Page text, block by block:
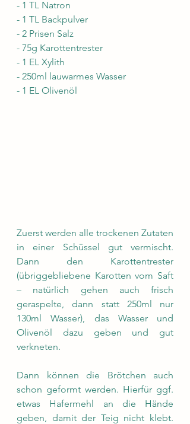
- 1 TL Natron
- 1 TL Backpulver
- 2 Prisen Salz
- 75g Karottentrester
- 1 EL Xylith
- 250ml lauwarmes Wasser
- 1 EL Olivenöl
Zuerst werden alle trockenen Zutaten
in einer Schüssel gut vermischt.
Dann den Karottentrester
(übriggebliebene Karotten vom Saft
– natürlich gehen auch frisch
geraspelte, dann statt 250ml nur
130ml Wasser), das Wasser und
Olivenöl dazu geben und gut
verkneten.
Dann können die Brötchen auch
schon geformt werden. Hierfür ggf.
etwas Hafermehl an die Hände
geben, damit der Teig nicht klebt.